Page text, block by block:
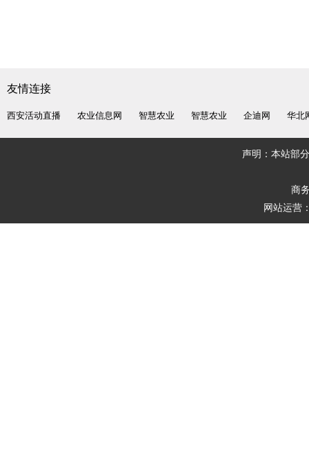
友情连接
西安活动直播 农业信息网 智慧农业 智慧农业 企迪网 华北
声明：本站部
商
网站运营